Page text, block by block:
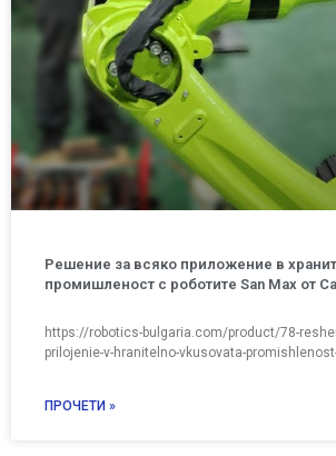
Решение за всяко приложение в
промишленост с роботите San Max от
https://robotics-bulgaria.com/product/78-
prilojenie-v-hranitelno-vkusovata-
ПРОЧЕТИ »